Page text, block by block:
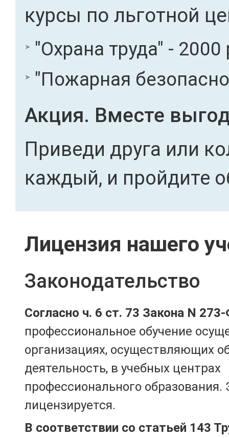
курсы по льготной
"Охрана труда" - 2000
"Пожарная
Акция. Вместе
Приведи друга или
каждый, и пройдите
Лицензия нашего
Законодательство
Согласно ч. 6 ст. 73 Закона N
профессиональное обучение
организациях, осуществляющих
деятельность, в учебных центрах
профессионального образования.
лицензируется.
В соответствии со статьей 143